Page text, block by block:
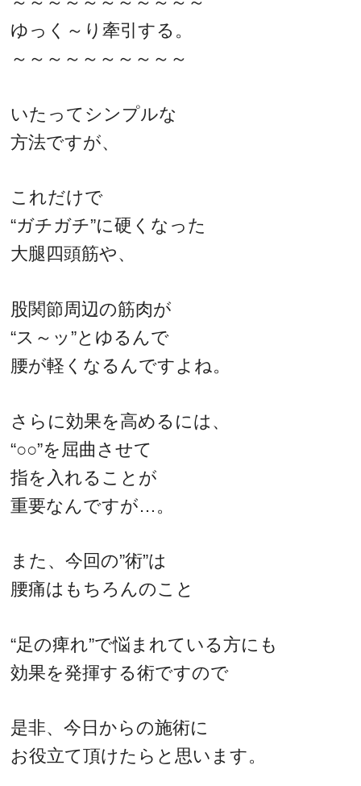
ゆっく～り牽引する。
～～～～～～～～～～
いたってシンプルな
方法ですが、
これだけで
“ガチガチ”に硬くなった
大腿四頭筋や、
股関節周辺の筋肉が
“ス～ッ”とゆるんで
腰が軽くなるんですよね。
さらに効果を高めるには、
“○○”を屈曲させて
指を入れることが
重要なんですが…。
また、今回の”術”は
腰痛はもちろんのこと
“足の痺れ”で悩まれている方にも
効果を発揮する術ですので
是非、今日からの施術に
お役立て頂けたらと思います。